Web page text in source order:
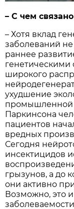
– С чем
– Хотя вклад
заболеваний не
раннее
генетическими
широкого
ухудшение
промышленной
Паркинсона
пациентов
вредных
Сегодня
инсектицидов
грызунов, а до
они активно
Возможно, это